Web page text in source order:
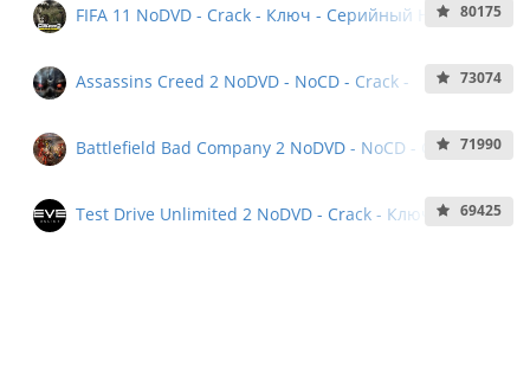
FIFA 11 NoDVD - Crack - Ключ - Серийный Номер -80175
Assassins Creed 2 NoDVD - NoCD - Crack -
73074
Battlefield Bad Company 2 NoDVD - NoCD - Crack -71990
Test Drive Unlimited 2 NoDVD - Crack - Ключ -
69425